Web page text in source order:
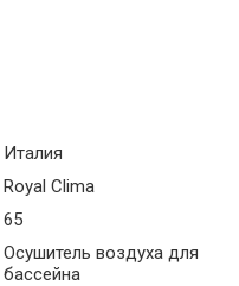
Италия
Royal Clima
65
Осушитель воздуха для
бассейна